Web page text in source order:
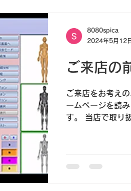
ご来店の
ご来店をお考え
ームページを読
す。 当店で取り
していた測定器
8080spica
2024年5月12日